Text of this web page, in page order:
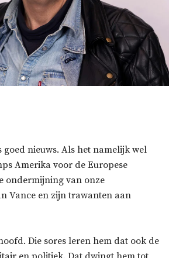
nieuws. Als het namelijk wel
Amerika voor de Europese
ondermijning van onze
Vance en zijn trawanten aan
Die sores leren hem dat ook de